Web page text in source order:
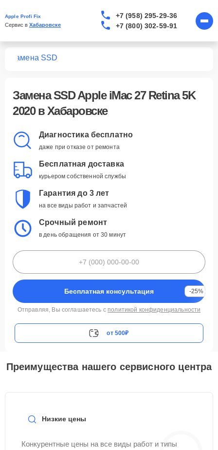
Apple Profi Fix
Сервис в Хабаровске
+7 (958) 295-29-36
+7 (800) 302-59-91
Замена SSD
Замена SSD Apple iMac 27 Retina 5K
2020 в Хабаровске
Диагностика бесплатно
даже при отказе от ремонта
Бесплатная доставка
курьером собственной службы
Гарантия до 3 лет
на все виды работ и запчастей
Срочный ремонт
в день обращения от 30 минут
Бесплатная консультация -25%
Отправляя, Вы соглашаетесь с политикой конфиденциальности
от 500₽
Преимущества нашего сервисного центра
Низкие цены
Конкурентные цены на все виды работ и типы